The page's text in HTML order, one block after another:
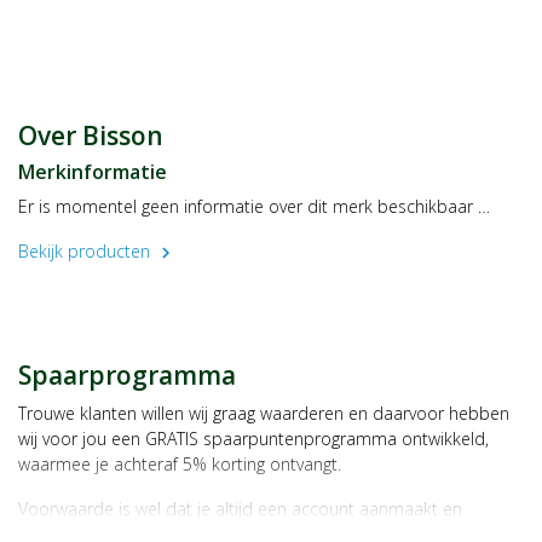
Bewaren
Bewaren op een droge en koele plaats.
Fabrikant/distributeur
Ekibio
Over Bisson
Merkinformatie
Er is momentel geen informatie over dit merk beschikbaar …
Bekijk producten
chevron_right
Spaarprogramma
Trouwe klanten willen wij graag waarderen en daarvoor hebben
wij voor jou een GRATIS spaarpuntenprogramma ontwikkeld,
waarmee je achteraf 5% korting ontvangt.
Voorwaarde is wel dat je altijd een account aanmaakt en